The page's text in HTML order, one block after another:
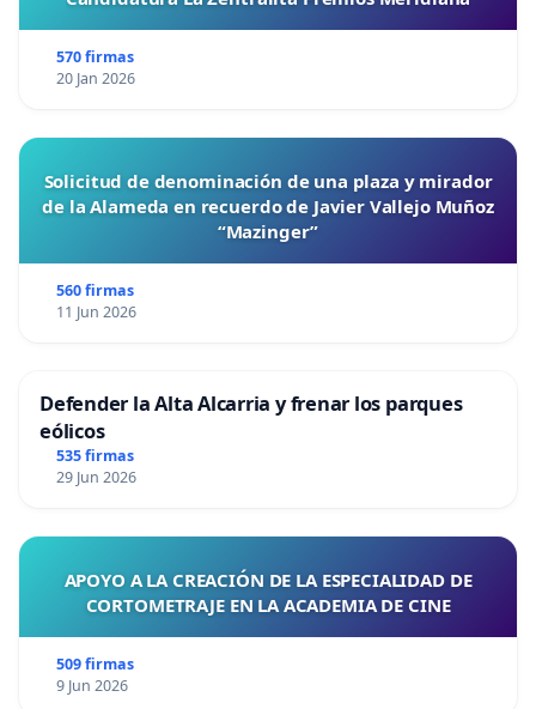
570 firmas
20 Jan 2026
Solicitud de denominación de una plaza y mirador
de la Alameda en recuerdo de Javier Vallejo Muñoz
“Mazinger”
560 firmas
11 Jun 2026
Defender la Alta Alcarria y frenar los parques
eólicos
535 firmas
29 Jun 2026
APOYO A LA CREACIÓN DE LA ESPECIALIDAD DE
CORTOMETRAJE EN LA ACADEMIA DE CINE
509 firmas
9 Jun 2026